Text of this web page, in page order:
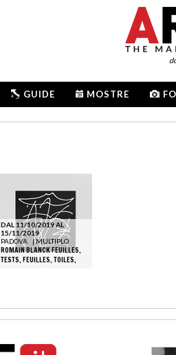
GUIDE MOSTRE
DAL 11/10/2019 AL
15/11/2019
PADOVA |MULTIPLO
ROMAIN BLANCK FEUILLES,
TESTS, FEUILLES, TOILES,